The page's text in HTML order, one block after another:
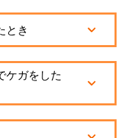
とき
ケガをした